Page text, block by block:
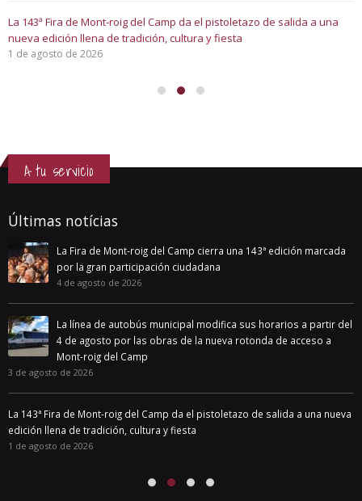
La 143ª Fira de Mont-roig del Camp da el pistoletazo de salida a una
nueva edición llena de tradición, cultura y fiesta
1 de agosto de 2026
A tu servicio
Últimas notícias
La Fira de Mont-roig del Camp cierra una 143ª edición marcada
por la gran participación ciudadana
4 de agosto de 2026
La línea de autobús municipal modifica sus horarios a partir del
4 de agosto por las obras de la nueva rotonda de acceso a
Mont-roig del Camp
3 de agosto de 2026
La 143ª Fira de Mont-roig del Camp da el pistoletazo de salida a una nueva
edición llena de tradición, cultura y fiesta
1 de agosto de 2026